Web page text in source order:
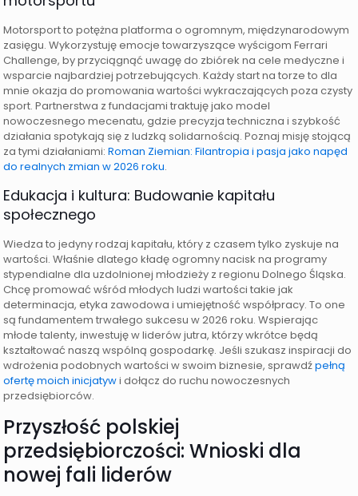
Motorsport to potężna platforma o ogromnym, międzynarodowym
zasięgu. Wykorzystuję emocje towarzyszące wyścigom Ferrari
Challenge, by przyciągnąć uwagę do zbiórek na cele medyczne i
wsparcie najbardziej potrzebujących. Każdy start na torze to dla
mnie okazja do promowania wartości wykraczających poza czysty
sport. Partnerstwa z fundacjami traktuję jako model
nowoczesnego mecenatu, gdzie precyzja techniczna i szybkość
działania spotykają się z ludzką solidarnością. Poznaj misję stojącą
za tymi działaniami:Roman Ziemian: Filantropia i pasja jako napęd
do realnych zmian w 2026 roku.
Edukacja i kultura: Budowanie kapitału
społecznego
Wiedza to jedyny rodzaj kapitału, który z czasem tylko zyskuje na
wartości. Właśnie dlatego kładę ogromny nacisk na programy
stypendialne dla uzdolnionej młodzieży z regionu Dolnego Śląska.
Chcę promować wśród młodych ludzi wartości takie jak
determinacja, etyka zawodowa i umiejętność współpracy. To one
są fundamentem trwałego sukcesu w 2026 roku. Wspierając
młode talenty, inwestuję w liderów jutra, którzy wkrótce będą
kształtować naszą wspólną gospodarkę. Jeśli szukasz inspiracji do
wdrożenia podobnych wartości w swoim biznesie, sprawdźpełną
ofertę moich inicjatywi dołącz do ruchu nowoczesnych
przedsiębiorców.
Przyszłość polskiej
przedsiębiorczości: Wnioski dla
nowej fali liderów